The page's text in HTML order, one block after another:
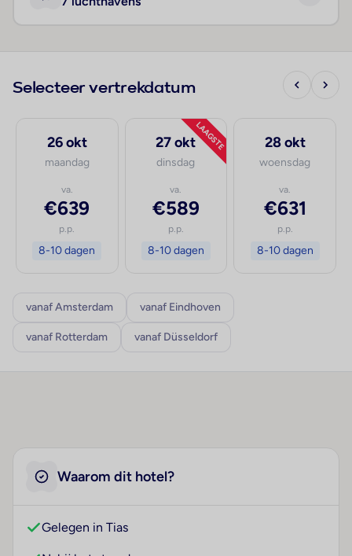
Selecteer vertrekdatum
26 okt
maandag
va.
€639
p.p.
8-10 dagen
LAAGSTE
27 okt
dinsdag
va.
€589
p.p.
8-10 dagen
28 okt
woensdag
va.
€631
p.p.
8-10 dagen
vanaf Amsterdam vanaf Eindhoven
vanaf Rotterdam vanaf Düsseldorf
Waarom dit hotel?
Gelegen in Tias